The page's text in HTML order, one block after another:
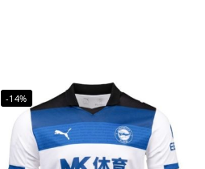
-14%